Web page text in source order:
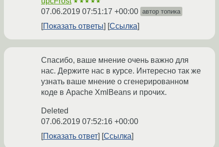
★★★★★
07.06.2019 07:51:17 +00:00 автор топика
Показать ответы Ссылка
Спасибо, ваше мнение очень важно для
нас. Держите нас в курсе. Интересно так же
узнать ваше мнение о сгенерированном
коде в Apache XmlBeans и прочих.
Deleted
07.06.2019 07:52:16 +00:00
Показать ответ
Ссылка